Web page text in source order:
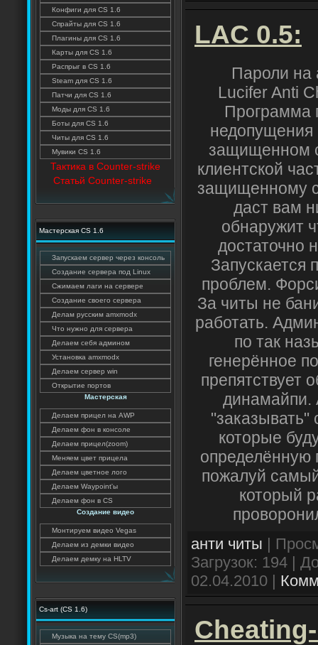
Конфиги для CS 1.6
Спрайты для CS 1.6
Плагины для CS 1.6
Карты для CS 1.6
Распрыг в CS 1.6
Steam для CS 1.6
Патчи для CS 1.6
Моды для CS 1.6
Боты для CS 1.6
Читы для CS 1.6
Мувики CS 1.6
Тактика в Counter-strike
Статьй Counter-strike
Мастерская CS 1.6
Запускаем сервер через консоль
Создание сервера под Linux
Сжимаем лаги на сервере
Создание своего сервера
Делам русским amxmodx
Что нужно для сервера
Делаем себя админом
Установка amxmodx
Делаем сервер win
Открытие портов
Мастерская
Делаем прицел на AWP
Делаем фон в консоле
Делаем прицел(zoom)
Меняем цвет прицела
Делаем цветное лого
Делаем Waypoint'ы
Делаем фон в CS
Создание видео
Монтируем видео Vegas
Делаем из демки видео
Делаем демку на HLTV
Cs-art (CS 1.6)
Музыка на тему CS(mp3)
LAC 0.5:
Пароли на
Lucifer Anti
Программа
недопущения
защищенном
клиентской
защищенному
даст вам
обнаружит
достаточно
Запускается
проблем.
За читы не
работать.
по так
генерённое
препятствует
динамайпи.
"заказывать"
которые
определённую
пожалуй
который
анти читы |
Загрузок: 194 |
02.04.2010 |